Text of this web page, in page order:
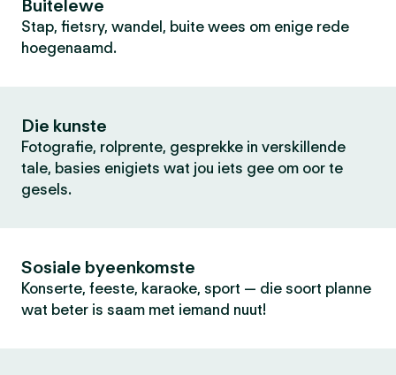
Buitelewe
Stap, fietsry, wandel, buite wees om enige rede
hoegenaamd.
Die kunste
Fotografie, rolprente, gesprekke in verskillende
tale, basies enigiets wat jou iets gee om oor te
gesels.
Sosiale byeenkomste
Konserte, feeste, karaoke, sport — die soort planne
wat beter is saam met iemand nuut!